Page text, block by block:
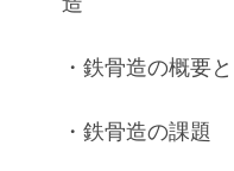
・鉄骨造の概要と
・鉄骨造の課題